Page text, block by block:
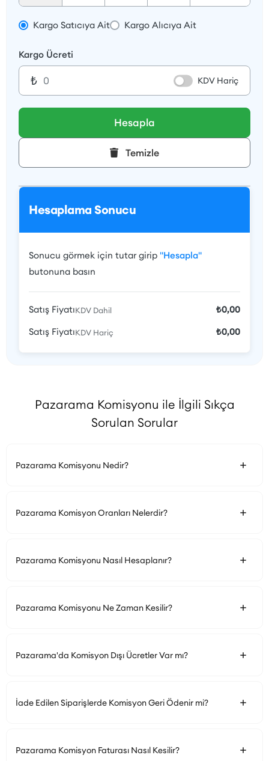
Kargo Satıcıya Ait Kargo Alıcıya Ait
Kargo Ücreti
₺ KDV Hariç
Hesapla
Temizle
Hesaplama Sonucu
Sonucu görmek için tutar girip "Hesapla"
butonuna basın
Satış FiyatıKDV Dahil
₺0,00
Satış FiyatıKDV Hariç ₺0,00
Pazarama Komisyonu ile İlgili Sıkça
Sorulan Sorular
Pazarama Komisyonu Nedir?
Pazarama Komisyon Oranları Nelerdir?
Pazarama Komisyonu Nasıl Hesaplanır?
Pazarama Komisyonu Ne Zaman Kesilir?
Pazarama'da Komisyon Dışı Ücretler Var mı?
İade Edilen Siparişlerde Komisyon Geri Ödenir mi?
Pazarama Komisyon Faturası Nasıl Kesilir?